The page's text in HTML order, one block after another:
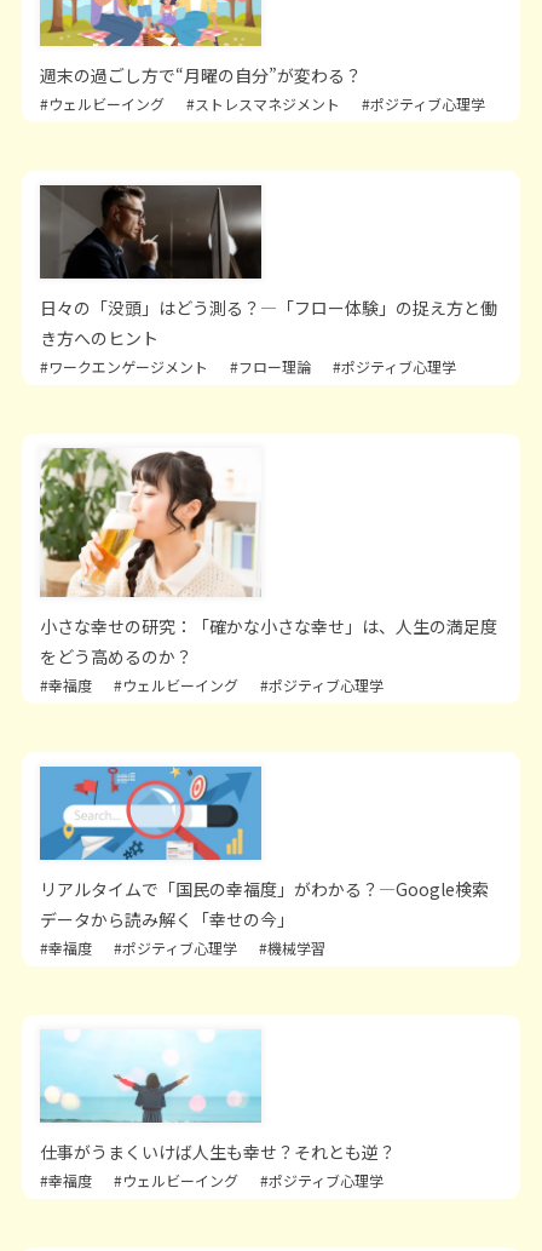
週末の過ごし方で“月曜の自分”が変わる？
#ウェルビーイング #ストレスマネジメント #ポジティブ心理学
日々の「没頭」はどう測る？―「フロー体験」の捉え方と働
き方へのヒント
#ワークエンゲージメント #フロー理論 #ポジティブ心理学
小さな幸せの研究：「確かな小さな幸せ」は、人生の満足度
をどう高めるのか？
#幸福度 #ウェルビーイング #ポジティブ心理学
リアルタイムで「国民の幸福度」がわかる？―Google検索
データから読み解く「幸せの今」
#幸福度 #ポジティブ心理学 #機械学習
仕事がうまくいけば人生も幸せ？それとも逆？
#幸福度 #ウェルビーイング #ポジティブ心理学